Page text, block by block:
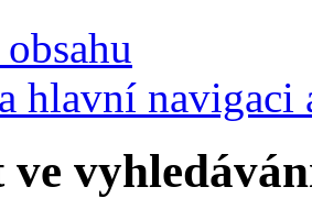
hlavní navigaci